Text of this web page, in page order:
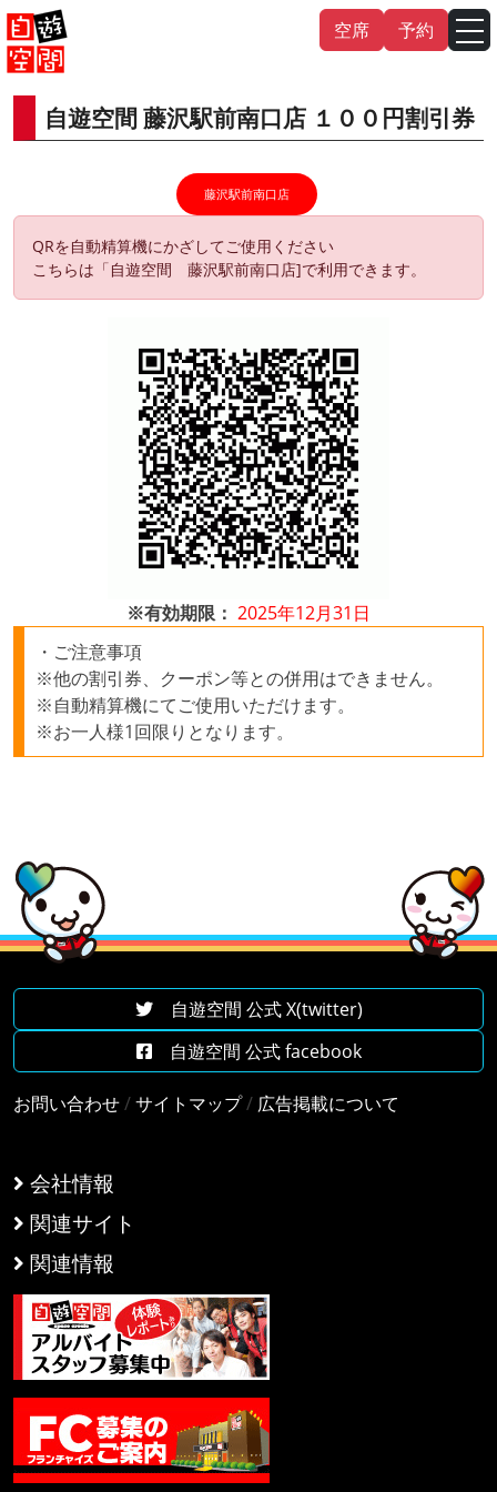
Skip
to
content
空席 予約
自遊空間 藤沢駅前南口店 １００円割引券
藤沢駅前南口店
QRを自動精算機にかざしてご使用ください
こちらは「自遊空間 藤沢駅前南口店]で利用できます。
※有効期限： 2025年12月31日
・ご注意事項
※他の割引券、クーポン等との併用はできません。
※自動精算機にてご使用いただけます。
※お一人様1回限りとなります。
会社情報
関連サイト
関連情報
自遊空間 公式 X(twitter)
自遊空間 公式 facebook
お問い合わせ/サイトマップ/ 広告掲載について
English 中文（繁體） 中文（简体）
한국어
日本語